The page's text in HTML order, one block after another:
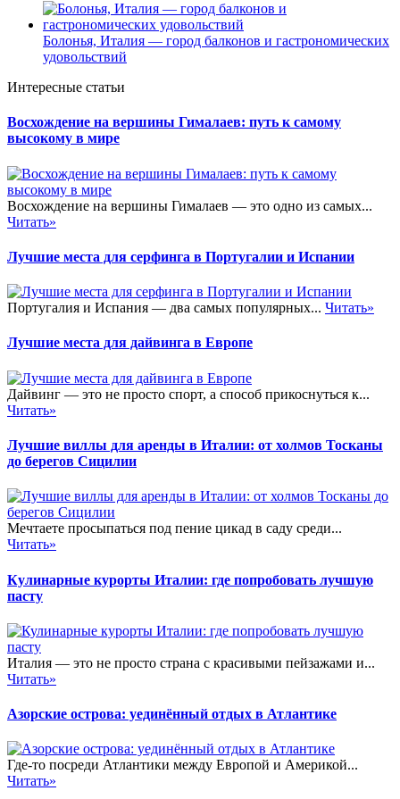
Болонья, Италия — город балконов и гастрономических
удовольствий
Интересные статьи
Восхождение на вершины Гималаев: путь к самому
высокому в мире
Восхождение на вершины Гималаев — это одно из самых...
Читать»
Лучшие места для серфинга в Португалии и Испании
Португалия и Испания — два самых популярных... Читать»
Лучшие места для дайвинга в Европе
Дайвинг — это не просто спорт, а способ прикоснуться к...
Читать»
Лучшие виллы для аренды в Италии: от холмов Тосканы
до берегов Сицилии
Мечтаете просыпаться под пение цикад в саду среди...
Читать»
Кулинарные курорты Италии: где попробовать лучшую
пасту
Италия — это не просто страна с красивыми пейзажами и...
Читать»
Азорские острова: уединённый отдых в Атлантике
Где-то посреди Атлантики между Европой и Америкой...
Читать»